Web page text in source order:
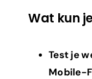
Wat kun
Test je
Mobile-